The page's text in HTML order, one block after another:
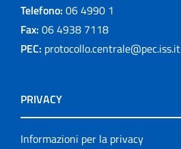
Telefono: 06 4990 1
Fax: 06 4938 7118
PEC: protocollo.centrale@pec.iss.it
PRIVACY
Informazioni per la privacy